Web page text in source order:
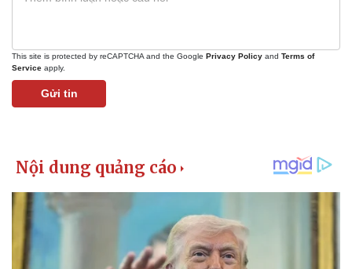
This site is protected by reCAPTCHA and the Google Privacy Policy and Terms of
Service apply.
Gửi tin